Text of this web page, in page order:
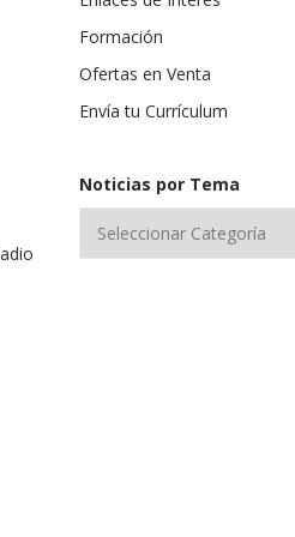
Formación
Ofertas en Venta
Envía tu Currículum
Noticias por Tema